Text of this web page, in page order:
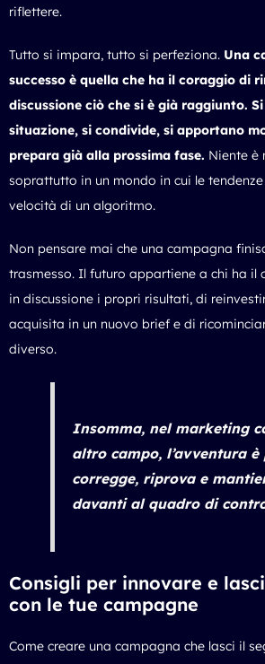
riflettere.
Tutto si impara, tutto si perfeziona. Una
successo è quella che ha il coraggio di
discussione ciò che si è già raggiunto.
situazione, si condivide, si apportano
prepara già alla prossima fase. Niente è
soprattutto in un mondo in cui le
velocità di un algoritmo.
Non pensare mai che una campagna
trasmesso. Il futuro appartiene a chi ha il
in discussione i propri risultati, di
acquisita in un nuovo brief e di
diverso.
Insomma, nel marketing
altro campo, l’avventura
corregge, riprova e
davanti al quadro di
Consigli per innovare e
con le tue campagne
Come creare una campagna che lasci il